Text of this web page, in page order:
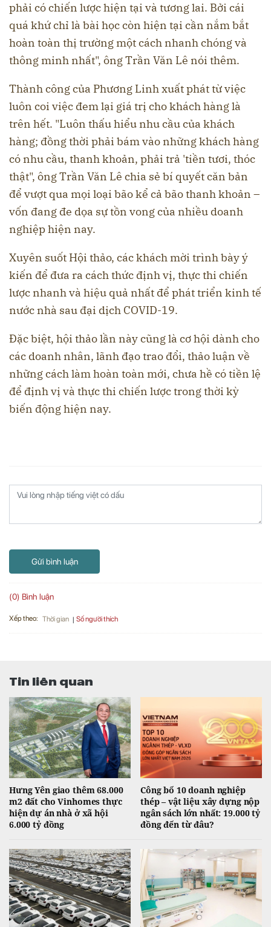
phải có chiến lược hiện tại và tương lai. Bởi cái
quá khứ chỉ là bài học còn hiện tại cần nắm bắt
hoàn toàn thị trường một cách nhanh chóng và
thông minh nhất", ông Trần Văn Lê nói thêm.
Thành công của Phương Linh xuất phát từ việc
luôn coi việc đem lại giá trị cho khách hàng là
trên hết. "Luôn thấu hiểu nhu cầu của khách
hàng; đồng thời phải bám vào những khách hàng
có nhu cầu, thanh khoản, phải trả 'tiền tươi, thóc
thật", ông Trần Văn Lê chia sẻ bí quyết căn bản
để vượt qua mọi loại bão kể cả bão thanh khoản –
vốn đang đe dọa sự tồn vong của nhiều doanh
nghiệp hiện nay.
Xuyên suốt Hội thảo, các khách mời trình bày ý
kiến để đưa ra cách thức định vị, thực thi chiến
lược nhanh và hiệu quả nhất để phát triển kinh tế
nước nhà sau đại dịch COVID-19.
Đặc biệt, hội thảo lần này cũng là cơ hội dành cho
các doanh nhân, lãnh đạo trao đổi, thảo luận về
những cách làm hoàn toàn mới, chưa hề có tiền lệ
để định vị và thực thi chiến lược trong thời kỳ
biến động hiện nay.
Gửi bình luận
(0) Bình luận
Xếp theo: Thời gian Số người thích
Tin liên quan
Hưng Yên giao thêm 68.000
m2 đất cho Vinhomes thực
hiện dự án nhà ở xã hội
6.000 tỷ đồng
Công bố 10 doanh nghiệp
thép – vật liệu xây dựng nộp
ngân sách lớn nhất: 19.000 tỷ
đồng đến từ đâu?